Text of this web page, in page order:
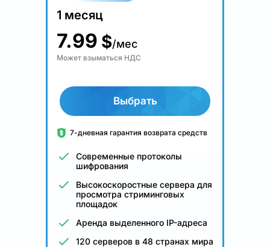
1 месяц
7.99 $/мес
Может взыматься НДС
Выбрать
7-дневная гарантия возврата средств
Современные протоколы
шифрования
Высокоскоростные сервера для
просмотра стриминговых
площадок
Аренда выделенного IP-адреса
120 серверов в 48 странах мира